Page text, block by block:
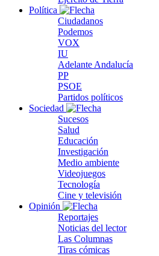
Política
Ciudadanos
Podemos
VOX
IU
Adelante Andalucía
PP
PSOE
Partidos políticos
Sociedad
Sucesos
Salud
Educación
Investigación
Medio ambiente
Videojuegos
Tecnología
Cine y televisión
Opinión
Reportajes
Noticias del lector
Las Columnas
Tiras cómicas